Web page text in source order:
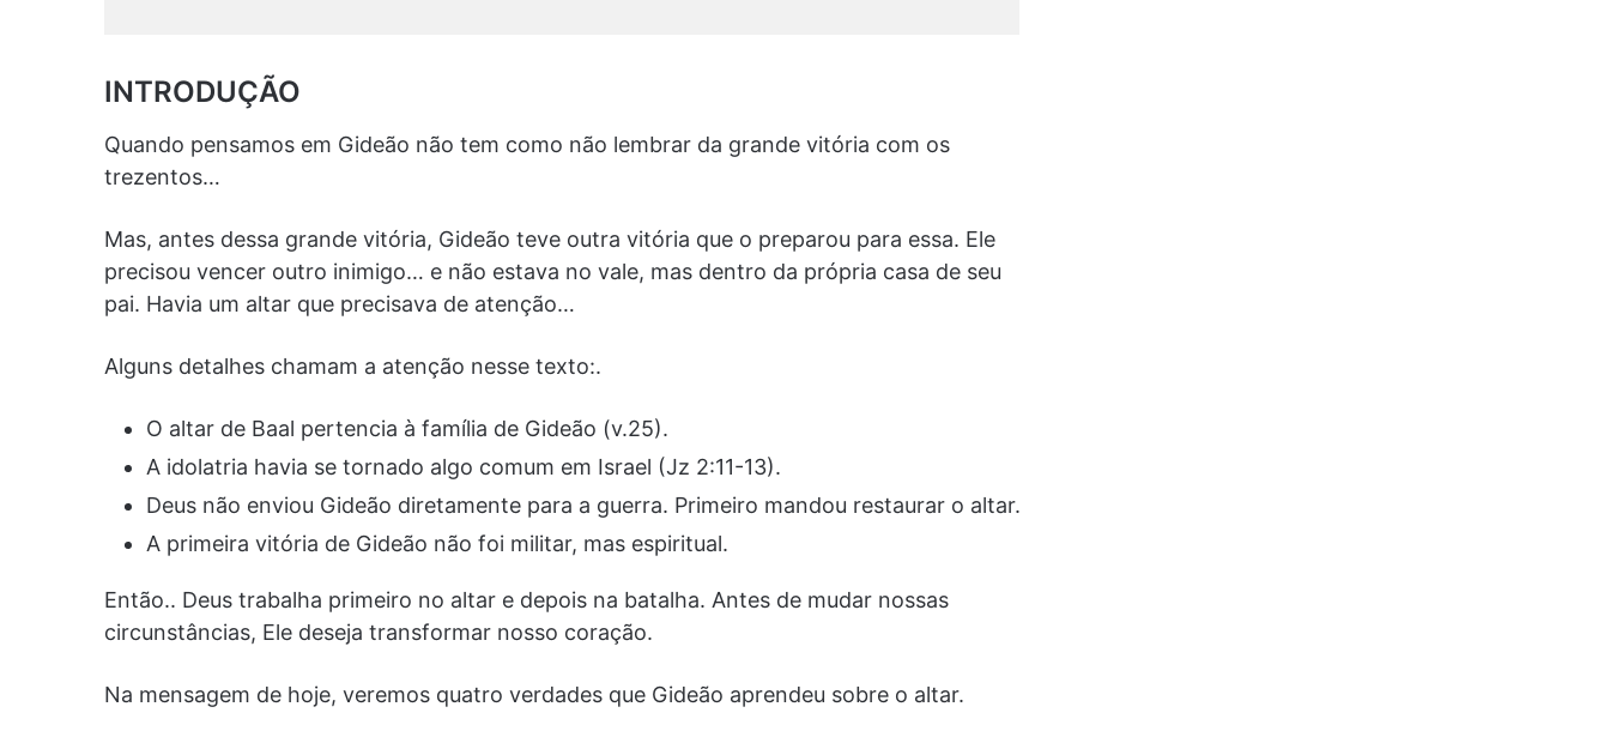
INTRODUÇÃO
Quando pensamos em Gideão não tem como não lembrar da grande vitória com os
trezentos…
Mas, antes dessa grande vitória, Gideão teve outra vitória que o preparou para essa. Ele
precisou vencer outro inimigo… e não estava no vale, mas dentro da própria casa de seu
pai. Havia um altar que precisava de atenção…
Alguns detalhes chamam a atenção nesse texto:.
O altar de Baal pertencia à família de Gideão (v.25).
A idolatria havia se tornado algo comum em Israel (Jz 2:11-13).
Deus não enviou Gideão diretamente para a guerra. Primeiro mandou restaurar o altar.
A primeira vitória de Gideão não foi militar, mas espiritual.
Então.. Deus trabalha primeiro no altar e depois na batalha. Antes de mudar nossas
circunstâncias, Ele deseja transformar nosso coração.
Na mensagem de hoje, veremos quatro verdades que Gideão aprendeu sobre o altar.